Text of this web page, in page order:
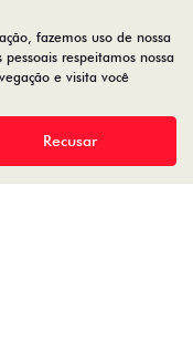
fazemos uso de nossa
respeitamos nossa
e visita você
Recusar